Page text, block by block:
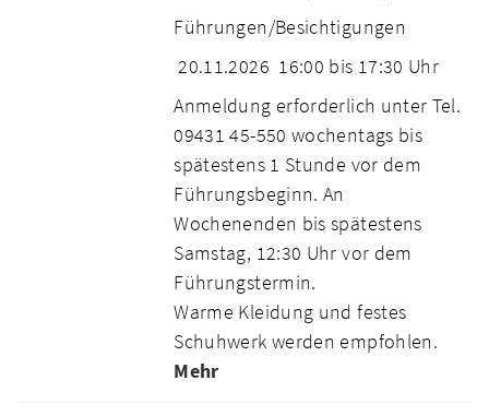
Führungen/Besichtigungen
20.11.2026 16:00 bis 17:30 Uhr
Anmeldung erforderlich unter Tel.
09431 45-550 wochentags bis
spätestens 1 Stunde vor dem
Führungsbeginn. An
Wochenenden bis spätestens
Samstag, 12:30 Uhr vor dem
Führungstermin.
Warme Kleidung und festes
Schuhwerk werden empfohlen.
Mehr